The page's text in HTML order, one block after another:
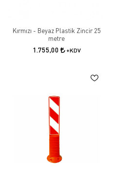
Kırmızı - Beyaz Plastik Zincir 25
metre
1.755,00 +KDV